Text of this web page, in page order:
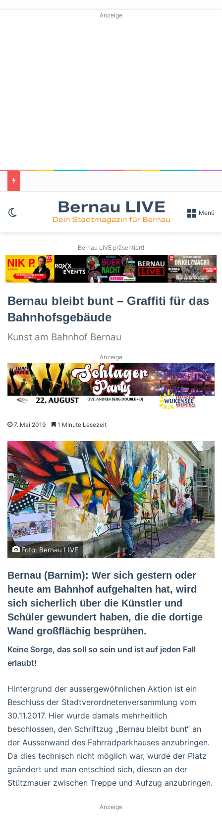
Anzeige
Skin umschalten Menü
Bernau LIVE präsentiert!
Bernau bleibt bunt – Graffiti für das
Bahnhofsgebäude
Kunst am Bahnhof Bernau
Anzeige
7. Mai 2019 1 Minute Lesezeit
Foto: Bernau LIVE
Bernau (Barnim): Wer sich gestern oder
heute am Bahnhof aufgehalten hat, wird
sich sicherlich über die Künstler und
Schüler gewundert haben, die die dortige
Wand großflächig besprühen.
Keine Sorge, das soll so sein und ist auf jeden Fall
erlaubt!
Hintergrund der aussergewöhnlichen Aktion ist ein
Beschluss der Stadtverordnetenversammlung vom
30.11.2017. Hier wurde damals mehrheitlich
beschlossen, den Schriftzug „Bernau bleibt bunt“ an
der Aussenwand des Fahrradparkhauses anzubringen.
Da dies technisch nicht möglich war, wurde der Platz
geändert und man entschied sich, diesen an der
Stützmauer zwischen Treppe und Aufzug anzubringen.
Anzeige